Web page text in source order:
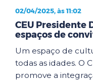
02/04/2025, às 11:02
CEU Presidente
espaços de
Um espaço de
todas as idades. O
promove a